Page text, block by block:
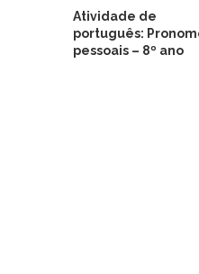
Atividade de
português:
pessoais – 8º ano